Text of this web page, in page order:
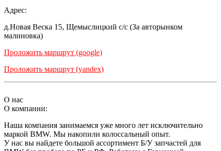
Адрес:
д.Новая Веска 15, Щемыслицкий с/с (За авторынком
малиновка)
Проложить маршрут (google)
Проложить маршрут (yandex)
О нас
О компании:
Наша компания занимаемся уже много лет исключительно
маркой BMW. Мы накопили колоссальный опыт.
У нас вы найдете большой ассортимент Б/У запчастей для